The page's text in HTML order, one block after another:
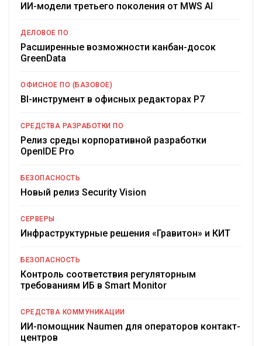
ИИ-модели третьего поколения от MWS AI
ДЕЛОВОЕ ПО
Расширенные возможности канбан-досок
GreenData
ОФИСНОЕ ПО (БАЗОВОЕ)
BI-инструмент в офисных редакторах Р7
СРЕДСТВА РАЗРАБОТКИ ПО
Релиз среды корпоративной разработки
OpenIDE Pro
БЕЗОПАСНОСТЬ
Новый релиз Security Vision
СЕРВЕРЫ
Инфраструктурные решения «Гравитон» и КИТ
БЕЗОПАСНОСТЬ
Контроль соответствия регуляторным
требованиям ИБ в Smart Monitor
СРЕДСТВА КОММУНИКАЦИИ
ИИ-помощник Naumen для операторов контакт-
центров